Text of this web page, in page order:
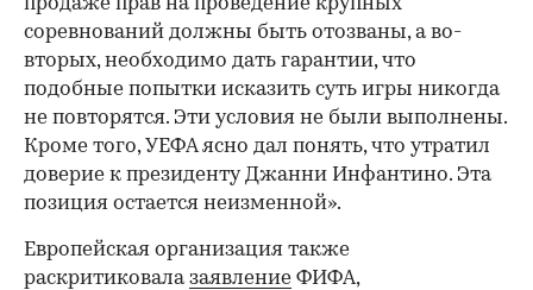
соревнований должны быть отозваны, а во-
вторых, необходимо дать гарантии, что
подобные попытки исказить суть игры никогда
не повторятся. Эти условия не были выполнены.
Кроме того, УЕФА ясно дал понять, что утратил
доверие к президенту Джанни Инфантино. Эта
позиция остается неизменной».
Европейская организация также
раскритиковалазаявление ФИФА,